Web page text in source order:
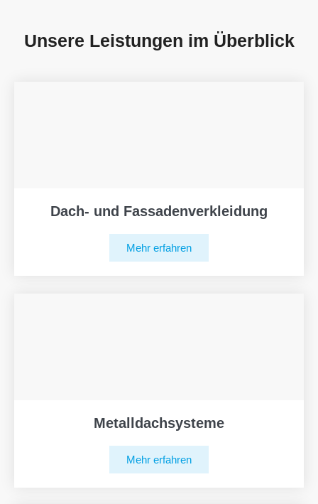
Unsere Leistungen im Überblick
Dach- und Fassadenverkleidung
Mehr erfahren
Metalldachsysteme
Mehr erfahren